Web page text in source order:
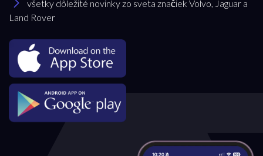
všetky dôležité novinky zo sveta značiek Volvo, Jaguar a
Land Rover